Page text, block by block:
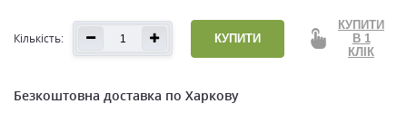
Кількість: КУПИТИ
КУПИТИ
В 1
КЛІК
Безкоштовна доставка по Харкову